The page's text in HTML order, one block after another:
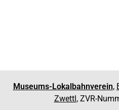
Museums-Lokalbahnverein,
Zwettl, ZVR-